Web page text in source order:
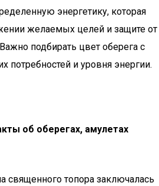
энергетику, которая
желаемых целей и защите от
подбирать цвет оберега с
потребностей и уровня энергии.
об оберегах, амулетах
священного топора заключалась